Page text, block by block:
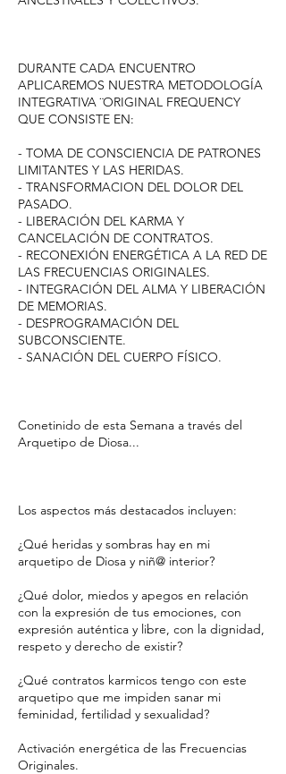
DURANTE CADA ENCUENTRO
APLICAREMOS NUESTRA METODOLOGÍA
INTEGRATIVA ¨ORIGINAL FREQUENCY
QUE CONSISTE EN:
- TOMA DE CONSCIENCIA DE PATRONES
LIMITANTES Y LAS HERIDAS.
- TRANSFORMACION DEL DOLOR DEL
PASADO.
- LIBERACIÓN DEL KARMA Y
CANCELACIÓN DE CONTRATOS.
- RECONEXIÓN ENERGÉTICA A LA RED DE
LAS FRECUENCIAS ORIGINALES.
- INTEGRACIÓN DEL ALMA Y LIBERACIÓN
DE MEMORIAS.
- DESPROGRAMACIÓN DEL
SUBCONSCIENTE. ​
- SANACIÓN DEL CUERPO FÍSICO.
Conetinido de esta Semana a través del
Arquetipo de Diosa...
Los aspectos más destacados incluyen:
¿Qué heridas y sombras hay en mi
arquetipo de Diosa y niñ@ interior?
¿Qué dolor, miedos y apegos en relación
con la expresión de tus emociones, con
expresión auténtica y libre, con la dignidad,
respeto y derecho de existir?
¿Qué contratos karmicos tengo con este
arquetipo que me impiden sanar mi
feminidad, fertilidad y sexualidad?
Activación energética de las Frecuencias
Originales.